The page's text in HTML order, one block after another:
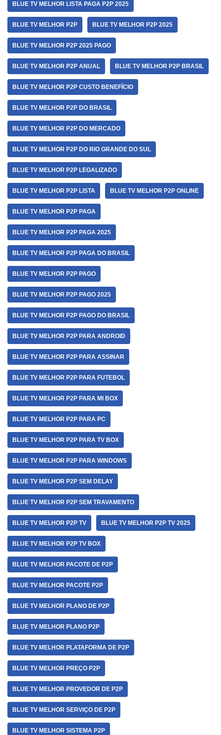
BLUE TV MELHOR LISTA PAGA P2P 2025
BLUE TV MELHOR P2P BLUE TV MELHOR P2P 2025
BLUE TV MELHOR P2P 2025 PAGO
BLUE TV MELHOR P2P ANUAL BLUE TV MELHOR P2P BRASIL
BLUE TV MELHOR P2P CUSTO BENEFÍCIO
BLUE TV MELHOR P2P DO BRASIL
BLUE TV MELHOR P2P DO MERCADO
BLUE TV MELHOR P2P DO RIO GRANDE DO SUL
BLUE TV MELHOR P2P LEGALIZADO
BLUE TV MELHOR P2P LISTA BLUE TV MELHOR P2P ONLINE
BLUE TV MELHOR P2P PAGA
BLUE TV MELHOR P2P PAGA 2025
BLUE TV MELHOR P2P PAGA DO BRASIL
BLUE TV MELHOR P2P PAGO
BLUE TV MELHOR P2P PAGO 2025
BLUE TV MELHOR P2P PAGO DO BRASIL
BLUE TV MELHOR P2P PARA ANDROID
BLUE TV MELHOR P2P PARA ASSINAR
BLUE TV MELHOR P2P PARA FUTEBOL
BLUE TV MELHOR P2P PARA MI BOX
BLUE TV MELHOR P2P PARA PC
BLUE TV MELHOR P2P PARA TV BOX
BLUE TV MELHOR P2P PARA WINDOWS
BLUE TV MELHOR P2P SEM DELAY
BLUE TV MELHOR P2P SEM TRAVAMENTO
BLUE TV MELHOR P2P TV BLUE TV MELHOR P2P TV 2025
BLUE TV MELHOR P2P TV BOX
BLUE TV MELHOR PACOTE DE P2P
BLUE TV MELHOR PACOTE P2P
BLUE TV MELHOR PLANO DE P2P
BLUE TV MELHOR PLANO P2P
BLUE TV MELHOR PLATAFORMA DE P2P
BLUE TV MELHOR PREÇO P2P
BLUE TV MELHOR PROVEDOR DE P2P
BLUE TV MELHOR SERVIÇO DE P2P
BLUE TV MELHOR SISTEMA P2P